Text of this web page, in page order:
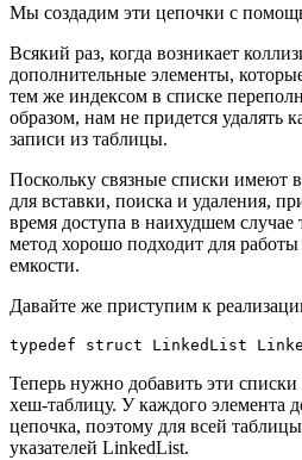
Мы создадим эти цепочки с
Всякий раз, когда возникает
дополнительные элементы,
тем же индексом в списке
образом, нам не придется удалять
записи из таблицы.
Поскольку связные списки имеют
для вставки, поиска и удаления,
время доступа в наихудшем случае
метод хорошо подходит для
емкости.
Давайте же приступим к
typedef struct LinkedList
Теперь нужно добавить эти
хеш-таблицу. У каждого элемента
цепочка, поэтому для всей
указателей LinkedList.